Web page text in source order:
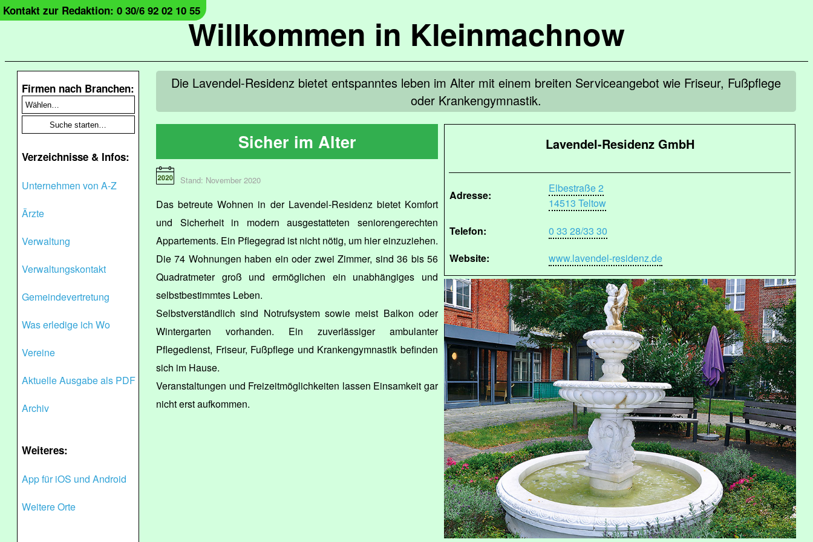
Willkommen in Kleinmachnow
Kontakt zur Redaktion: 0 30/6 92 02 10 55
Firmen nach Branchen:
Verzeichnisse & Infos:
Unternehmen von A-Z
Ärzte
Verwaltung
Verwaltungskontakt
Gemeindevertretung
Was erledige ich Wo
Vereine
Aktuelle Ausgabe als PDF
Archiv
Weiteres:
App für iOS und Android
Weitere Orte
Die Lavendel-Residenz bietet entspanntes leben im Alter mit einem breiten Serviceangebot wie Friseur, Fußpflege
oder Krankengymnastik.
Lavendel-Residenz GmbH
Adresse:
Elbestraße 2
14513 Teltow
Telefon:
0 33 28/33 30
Website:
www.lavendel-residenz.de
Sicher im Alter
Stand: November 2020
Das betreute Wohnen in der Lavendel-Residenz bietet Komfort
und Sicherheit in modern ausgestatteten seniorengerechten
Appartements. Ein Pflegegrad ist nicht nötig, um hier einzuziehen.
Die 74 Wohnungen haben ein oder zwei Zimmer, sind 36 bis 56
Quadratmeter groß und ermöglichen ein unabhängiges und
selbstbestimmtes Leben.
Selbstverständlich sind Notrufsystem sowie meist Balkon oder
Wintergarten vorhanden. Ein zuverlässiger ambulanter
Pflegedienst, Friseur, Fußpflege und Krankengymnastik befinden
sich im Hause.
Veranstaltungen und Freizeitmöglichkeiten lassen Einsamkeit gar
nicht erst aufkommen.